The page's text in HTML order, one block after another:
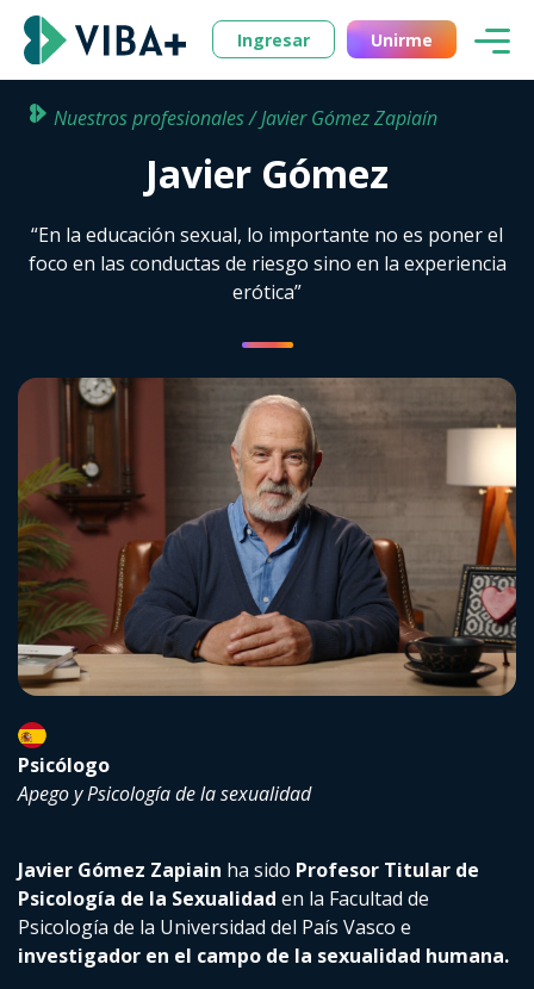
Ingresar Unirme
Nuestros profesionales / Javier Gómez Zapiaín
Javier Gómez
“En la educación sexual, lo importante no es poner el
foco en las conductas de riesgo sino en la experiencia
erótica”
Psicólogo
Apego y Psicología de la sexualidad
Javier Gómez Zapiain ha sido Profesor Titular de
Psicología de la Sexualidad en la Facultad de
Psicología de la Universidad del País Vasco e
investigador en el campo de la sexualidad humana.